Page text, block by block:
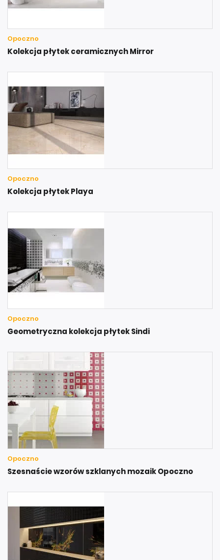
Opoczno
Kolekcja płytek ceramicznych Mirror
Opoczno
Kolekcja płytek Playa
Opoczno
Geometryczna kolekcja płytek Sindi
Opoczno
Szesnaście wzorów szklanych mozaik Opoczno